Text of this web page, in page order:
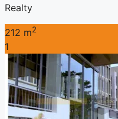
Realty
212 m2
1